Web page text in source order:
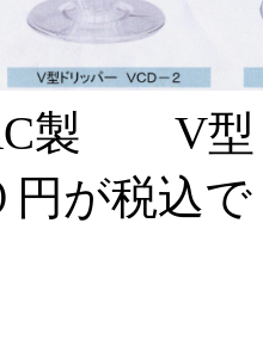
V型ド
円が税込